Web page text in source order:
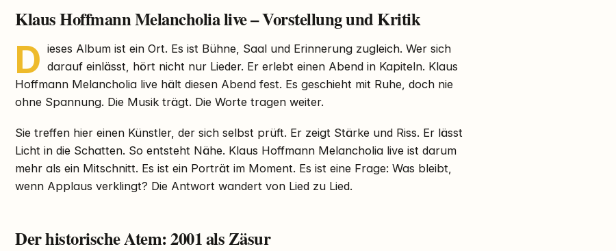
Klaus Hoffmann Melancholia live – Vorstellung und Kritik
D ieses Album ist ein Ort. Es ist Bühne, Saal und Erinnerung zugleich. Wer sich
darauf einlässt, hört nicht nur Lieder. Er erlebt einen Abend in Kapiteln. Klaus
Hoffmann Melancholia live hält diesen Abend fest. Es geschieht mit Ruhe, doch nie
ohne Spannung. Die Musik trägt. Die Worte tragen weiter.
Sie treffen hier einen Künstler, der sich selbst prüft. Er zeigt Stärke und Riss. Er lässt
Licht in die Schatten. So entsteht Nähe. Klaus Hoffmann Melancholia live ist darum
mehr als ein Mitschnitt. Es ist ein Porträt im Moment. Es ist eine Frage: Was bleibt,
wenn Applaus verklingt? Die Antwort wandert von Lied zu Lied.
Der historische Atem: 2001 als Zäsur